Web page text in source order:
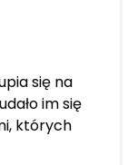
się na
im się
których